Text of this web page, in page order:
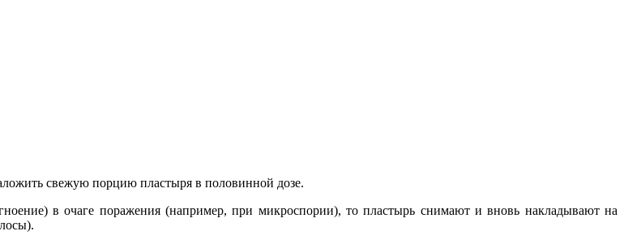
свежую порцию пластыря в половинной дозе.
в очаге поражения (например, при микроспории), то пластырь снимают и вновь накладывают на